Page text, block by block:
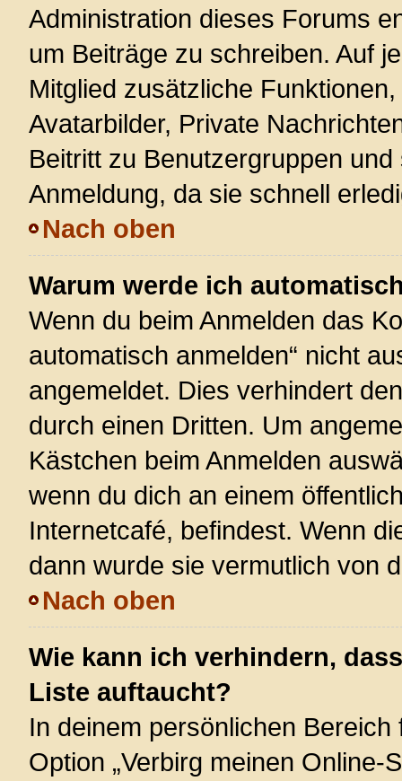
Administration dieses Forums
um Beiträge zu schreiben. Auf
Mitglied zusätzliche
Avatarbilder, Private
Beitritt zu Benutzergruppen
Anmeldung, da sie schnell
Nach oben
Warum werde ich
Wenn du beim Anmelden das
automatisch anmelden“ nicht
angemeldet. Dies verhindert
durch einen Dritten. Um
Kästchen beim Anmelden
wenn du dich an einem
Internetcafé, befindest. Wenn
dann wurde sie vermutlich von
Nach oben
Wie kann ich verhindern,
Liste auftaucht?
In deinem persönlichen
Option „Verbirg meinen Online-